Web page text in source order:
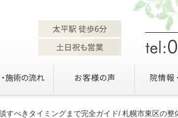
すべきタイミングまで完全ガイド/ 札幌市東区の